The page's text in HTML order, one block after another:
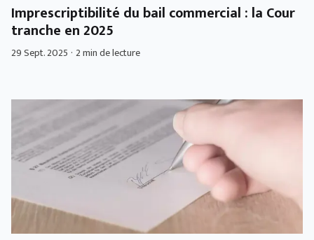
Imprescriptibilité du bail commercial : la Cour
tranche en 2025
29 Sept. 2025 · 2 min de lecture